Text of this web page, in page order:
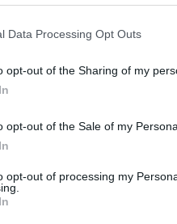
Data Processing Opt Outs
opt-out of the Sharing of my
opt-out of the Sale of my
opt-out of processing my
kezdeti foglepedék
csökkenthető a
segíthet a
bír, míg a
kiegészítő jellegűek, és